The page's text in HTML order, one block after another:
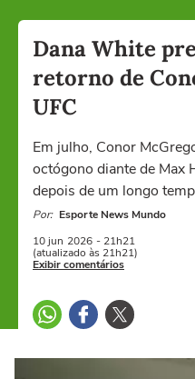
Dana White
retorno de
UFC
Em julho, Conor
octógono diante de Max
depois de um longo
Por: Esporte News Mundo
10 jun 2026 - 21h21
(atualizado às 21h21)
Exibir comentários